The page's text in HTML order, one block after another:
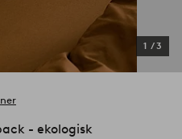
1 /3
- ekologisk